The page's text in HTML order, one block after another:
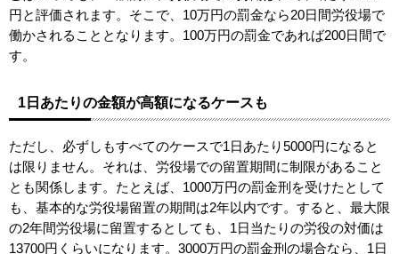
円と評価されます。そこで、10万円の罰金なら20日間労役場で
働かされることとなります。100万円の罰金であれば200日間で
す。
1日あたりの金額が高額になるケースも
ただし、必ずしもすべてのケースで1日あたり5000円になると
は限りません。それは、労役場での留置期間に制限があること
とも関係します。たとえば、1000万円の罰金刑を受けたとして
も、基本的な労役場留置の期間は2年以内です。すると、最大限
の2年間労役場に留置するとしても、1日当たりの労役の対価は
13700円くらいになります。3000万円の罰金刑の場合なら、1日